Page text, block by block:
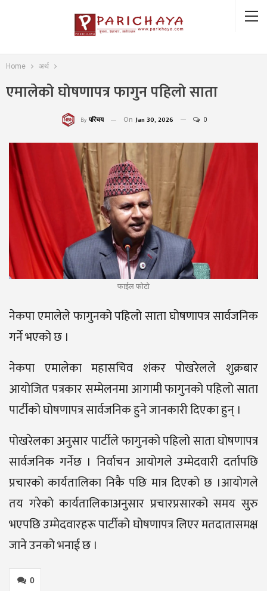
Home अर्थ
एमालेको घोषणापत्र फागुन पहिलो साता
By परिचय On Jan 30, 2026 0
फाईल फोटो
नेकपा एमालेले फागुनको पहिलो साता घोषणापत्र सार्वजनिक
गर्ने भएको छ ।
नेकपा एमालेका महासचिव शंकर पोखरेलले शुक्रबार
आयोजित पत्रकार सम्मेलनमा आगामी फागुनको पहिलो साता
पार्टीको घोषणापत्र सार्वजनिक हुने जानकारी दिएका हुन् ।
पोखरेलका अनुसार पार्टीले फागुनको पहिलो साता घोषणापत्र
सार्वजनिक गर्नेछ । निर्वाचन आयोगले उम्मेदवारी दर्तापछि
प्रचारको कार्यतालिका निकै पछि मात्र दिएको छ ।आयोगले
तय गरेको कार्यतालिकाअनुसार प्रचारप्रसारको समय सुरु
भएपछि उम्मेदवारहरू पार्टीको घोषणापत्र लिएर मतदातासमक्ष
जाने उनको भनाई छ ।
0